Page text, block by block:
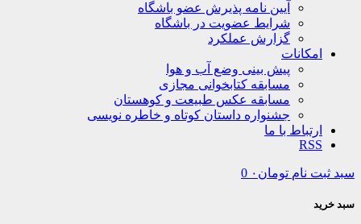
آیین نامه پذیرش عضو باشگاه
شرایط عضویت در باشگاه
گزارش عملکرد
پیش بینی وضع آب و هوا
مسابقه کتابخوانی مجازی
مسابقه عکس طبیعت و کوهستان
جشنواره داستان کوتاه و خاطره نویسی
با ما
تومان ۰ 0